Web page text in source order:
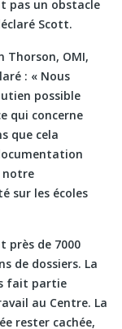
pas un obstacle
Scott.
Thorson, OMI,
: « Nous
possible
qui concerne
que cela
notre
sur les écoles
près de 7000
de dossiers. La
fait partie
au Centre. La
rester cachée,